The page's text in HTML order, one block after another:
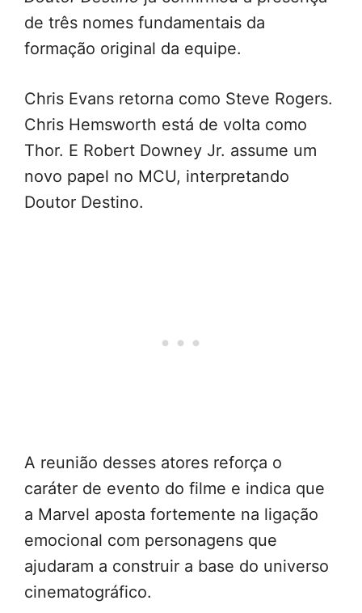
de três nomes fundamentais da
formação original da equipe.
Chris Evans retorna como Steve Rogers.
Chris Hemsworth está de volta como
Thor. E Robert Downey Jr. assume um
novo papel no MCU, interpretando
Doutor Destino.
A reunião desses atores reforça o
caráter de evento do filme e indica que
a Marvel aposta fortemente na ligação
emocional com personagens que
ajudaram a construir a base do universo
cinematográfico.